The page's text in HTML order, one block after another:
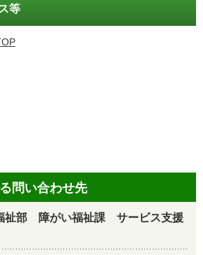
等
問い合わせ先
祉部 障がい福祉課 サービス支援